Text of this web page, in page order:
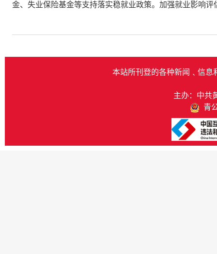
金、失业保险基金等支持落实稳就业政策。加强就业影响
本站所刊登的各种新闻﹑信息
主办：中共
青